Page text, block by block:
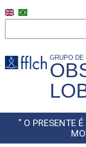
to
GRUPO
" O PRESENTE